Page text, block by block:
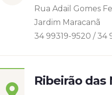
Rua Adail Gomes
Jardim Maracanã
34 99319-9520 / 34
Ribeirão das